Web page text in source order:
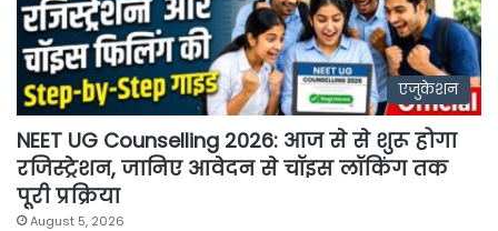
एजुकेशन
NEET UG Counselling 2026: आज से से शुरू होगा
रजिस्ट्रेशन, जानिए आवेदन से चॉइस लॉकिंग तक
पूरी प्रक्रिया
August 5, 2026